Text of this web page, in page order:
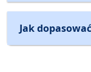
Jak